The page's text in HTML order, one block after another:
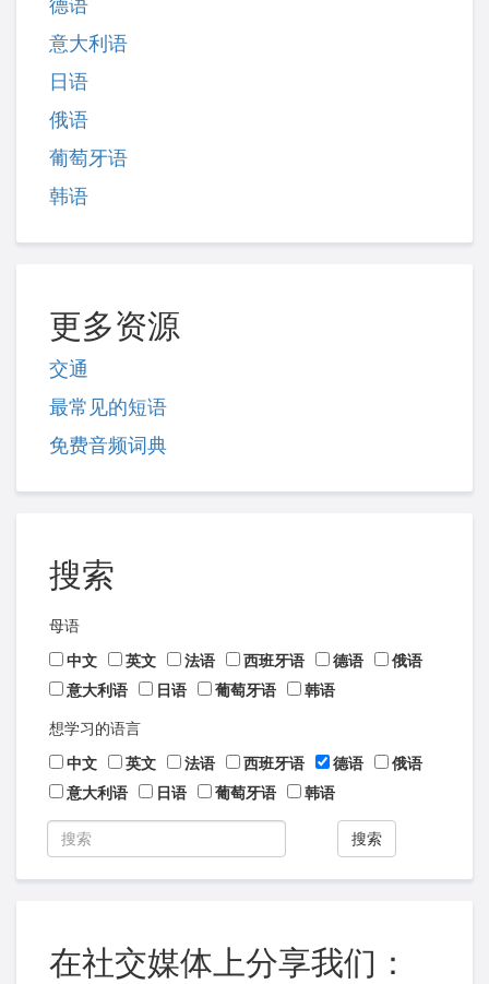
德语
意大利语
日语
俄语
葡萄牙语
韩语
更多资源
交通
最常见的短语
免费音频词典
搜索
母语
中文
英文 法语 西班牙语 德语
俄语
意大利语
日语 葡萄牙语 韩语
想学习的语言
中文
英文 法语 西班牙语 德语
俄语
意大利语
日语 葡萄牙语 韩语
搜索
在社交媒体上分享我们：